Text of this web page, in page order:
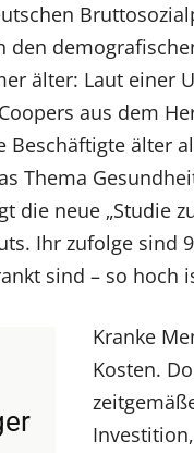
den
älter: Laut einer
aus dem
älter
Thema
die neue „Studie
Ihr zufolge sind
sind – so hoch
Kranke
Kosten.